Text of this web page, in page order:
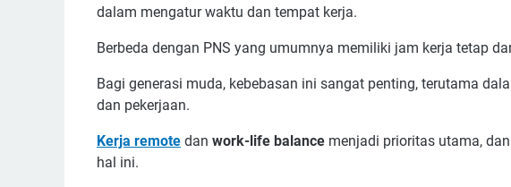
dalam mengatur waktu dan tempat kerja.
Berbeda dengan PNS yang umumnya memiliki jam kerja tetap
Bagi generasi muda, kebebasan ini sangat penting, terutama
dan pekerjaan.
Kerja remote dan work-life balance menjadi prioritas utama,
hal ini.